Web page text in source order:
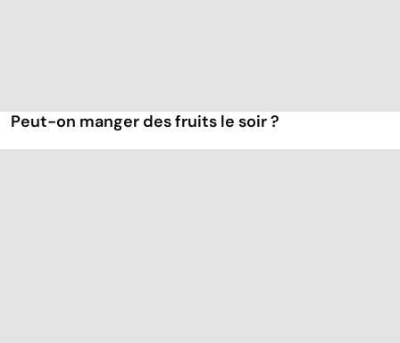
Peut-on manger des fruits le soir ?